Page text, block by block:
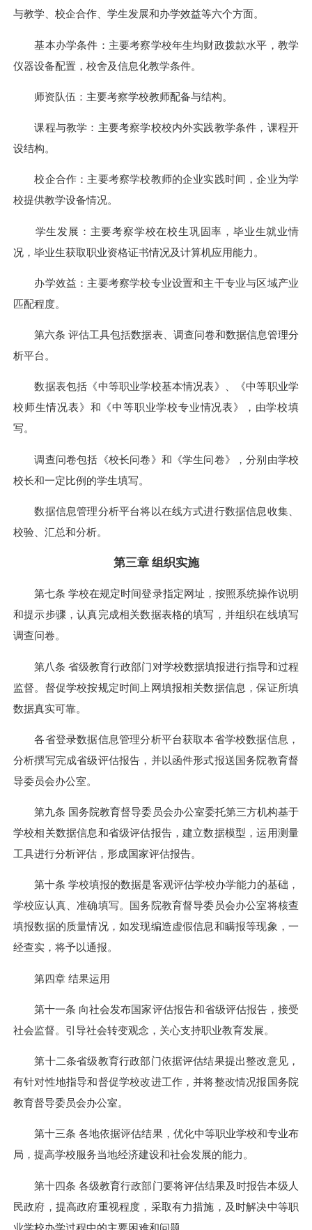
与教学、校企合作、学生发展和办学效益等六个方面。
基本办学条件：主要考察学校年生均财政拨款水平，教学
仪器设备配置，校舍及信息化教学条件。
师资队伍：主要考察学校教师配备与结构。
课程与教学：主要考察学校校内外实践教学条件，课程开
设结构。
校企合作：主要考察学校教师的企业实践时间，企业为学
校提供教学设备情况。
学生发展：主要考察学校在校生巩固率，毕业生就业情
况，毕业生获取职业资格证书情况及计算机应用能力。
办学效益：主要考察学校专业设置和主干专业与区域产业
匹配程度。
第六条 评估工具包括数据表、调查问卷和数据信息管理分
析平台。
数据表包括《中等职业学校基本情况表》、《中等职业学
校师生情况表》和《中等职业学校专业情况表》，由学校填
写。
调查问卷包括《校长问卷》和《学生问卷》，分别由学校
校长和一定比例的学生填写。
数据信息管理分析平台将以在线方式进行数据信息收集、
校验、汇总和分析。
第三章 组织实施
第七条 学校在规定时间登录指定网址，按照系统操作说明
和提示步骤，认真完成相关数据表格的填写，并组织在线填写
调查问卷。
第八条 省级教育行政部门对学校数据填报进行指导和过程
监督。督促学校按规定时间上网填报相关数据信息，保证所填
数据真实可靠。
各省登录数据信息管理分析平台获取本省学校数据信息，
分析撰写完成省级评估报告，并以函件形式报送国务院教育督
导委员会办公室。
第九条 国务院教育督导委员会办公室委托第三方机构基于
学校相关数据信息和省级评估报告，建立数据模型，运用测量
工具进行分析评估，形成国家评估报告。
第十条 学校填报的数据是客观评估学校办学能力的基础，
学校应认真、准确填写。国务院教育督导委员会办公室将核查
填报数据的质量情况，如发现编造虚假信息和瞒报等现象，一
经查实，将予以通报。
第四章 结果运用
第十一条 向社会发布国家评估报告和省级评估报告，接受
社会监督。引导社会转变观念，关心支持职业教育发展。
第十二条省级教育行政部门依据评估结果提出整改意见，
有针对性地指导和督促学校改进工作，并将整改情况报国务院
教育督导委员会办公室。
第十三条 各地依据评估结果，优化中等职业学校和专业布
局，提高学校服务当地经济建设和社会发展的能力。
第十四条 各级教育行政部门要将评估结果及时报告本级人
民政府，提高政府重视程度，采取有力措施，及时解决中等职
业学校办学过程中的主要困难和问题。